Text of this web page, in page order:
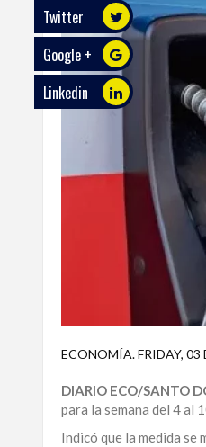
TECNOLOGÍA
ECO
PLAY
TRABAJOS
SANTIAGO
JUAN
Twitter
Google +
Linkedin
ECONOMÍA.FRIDAY, 03
DIARIO ECO/SANTO
para la semana del 4 al
Indicó que la medida